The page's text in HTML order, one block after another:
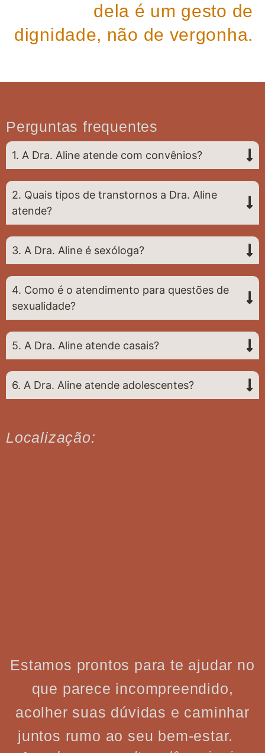
dela é um gesto de
dignidade, não de vergonha.
Perguntas frequentes
1. A Dra. Aline atende com convênios?
2. Quais tipos de transtornos a Dra. Aline
atende?
3. A Dra. Aline é sexóloga?
4. Como é o atendimento para questões de
sexualidade?
5. A Dra. Aline atende casais?
6. A Dra. Aline atende adolescentes?
Localização:
Estamos prontos para te ajudar no
que parece incompreendido,
acolher suas dúvidas e caminhar
juntos rumo ao seu bem-estar.